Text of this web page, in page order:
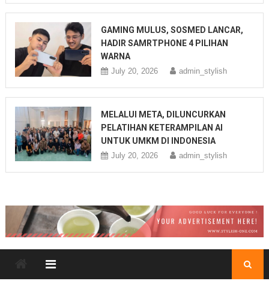
GAMING MULUS, SOSMED LANCAR,
HADIR SAMRTPHONE 4 PILIHAN
WARNA
July 20, 2026 admin_stylish
MELALUI META, DILUNCURKAN
PELATIHAN KETERAMPILAN AI
UNTUK UMKM DI INDONESIA
July 20, 2026 admin_stylish